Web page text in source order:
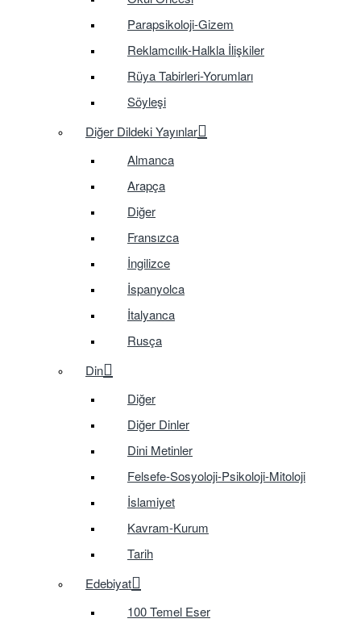
Parapsikoloji-Gizem
Reklamcılık-Halkla İlişkiler
Rüya Tabirleri-Yorumları
Söyleşi
Diğer Dildeki Yayınlar
Almanca
Arapça
Diğer
Fransızca
İngilizce
İspanyolca
İtalyanca
Rusça
Din
Diğer
Diğer Dinler
Dini Metinler
Felsefe-Sosyoloji-Psikoloji-Mitoloji
İslamiyet
Kavram-Kurum
Tarih
Edebiyat
100 Temel Eser